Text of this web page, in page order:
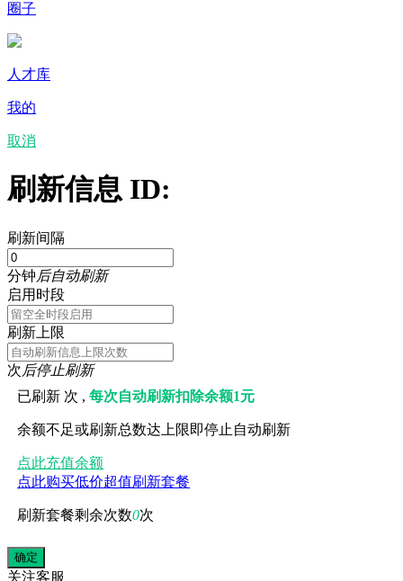
圈子
人才库
我的
取消
刷新信息 ID:
刷新间隔
分钟后自动刷新
启用时段
刷新上限
次后停止刷新
已刷新 次 ,每次自动刷新扣除余额1元
余额不足或刷新总数达上限即停止自动刷新
点此充值余额
点此购买低价超值刷新套餐
刷新套餐剩余次数0次
关注客服